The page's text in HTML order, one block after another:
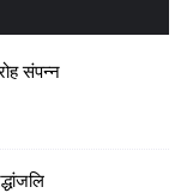
संपन्न